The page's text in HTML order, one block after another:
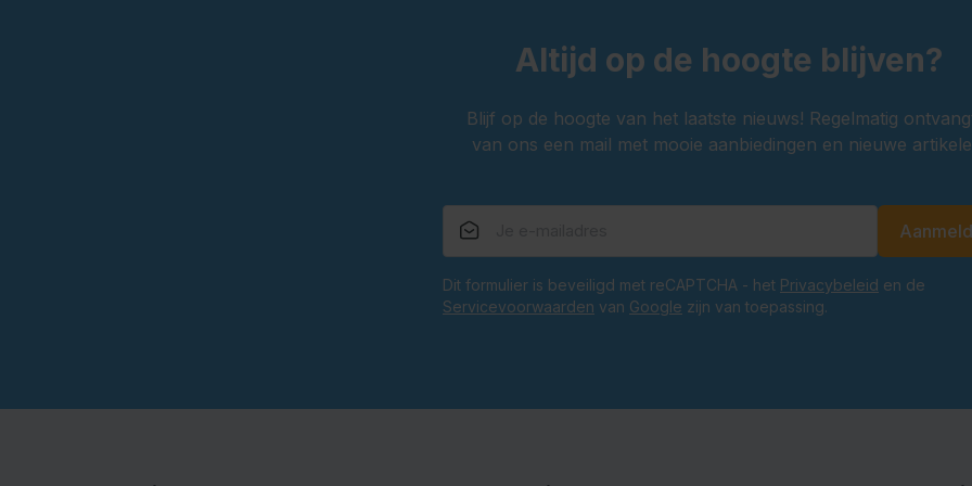
Altijd op de hoogte blijven?
Blijf op de hoogte van het laatste nieuws! Regelmatig
van ons een mail met mooie aanbiedingen en nieuwe
Dit formulier is beveiligd met reCAPTCHA - het Privacybeleid en de
Servicevoorwaarden van Google zijn van toepassing.